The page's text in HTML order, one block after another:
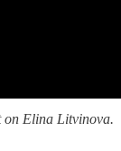
on Elina Litvinova.